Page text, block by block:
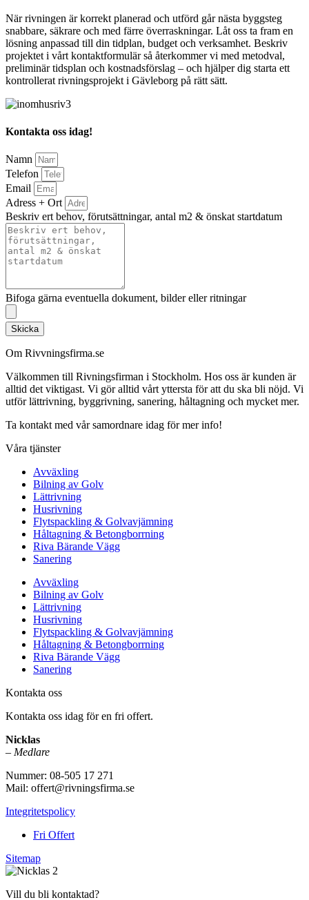
När rivningen är korrekt planerad och utförd går nästa byggsteg
snabbare, säkrare och med färre överraskningar. Låt oss ta fram en
lösning anpassad till din tidplan, budget och verksamhet. Beskriv
projektet i vårt kontaktformulär så återkommer vi med metodval,
preliminär tidsplan och kostnadsförslag – och hjälper dig starta ett
kontrollerat rivningsprojekt i Gävleborg på rätt sätt.
Kontakta oss idag!
Namn
Telefon
Email
Adress + Ort
Beskriv ert behov, förutsättningar, antal m2 & önskat startdatum
Bifoga gärna eventuella dokument, bilder eller ritningar
Skicka
Om Rivvningsfirma.se
Välkommen till Rivningsfirman i Stockholm. Hos oss är kunden är
alltid det viktigast. Vi gör alltid vårt yttersta för att du ska bli nöjd. Vi
utför lättrivning, byggrivning, sanering, håltagning och mycket mer.
Ta kontakt med vår samordnare idag för mer info!
Våra tjänster
Avväxling
Bilning av Golv
Lättrivning
Husrivning
Flytspackling & Golvavjämning
Håltagning & Betongborrning
Riva Bärande Vägg
Sanering
Avväxling
Bilning av Golv
Lättrivning
Husrivning
Flytspackling & Golvavjämning
Håltagning & Betongborrning
Riva Bärande Vägg
Sanering
Kontakta oss
Kontakta oss idag för en fri offert.
Nicklas
– Medlare
Nummer: 08-505 17 271
Mail: offert@rivningsfirma.se
Integritetspolicy
Fri Offert
Sitemap
Vill du bli kontaktad?